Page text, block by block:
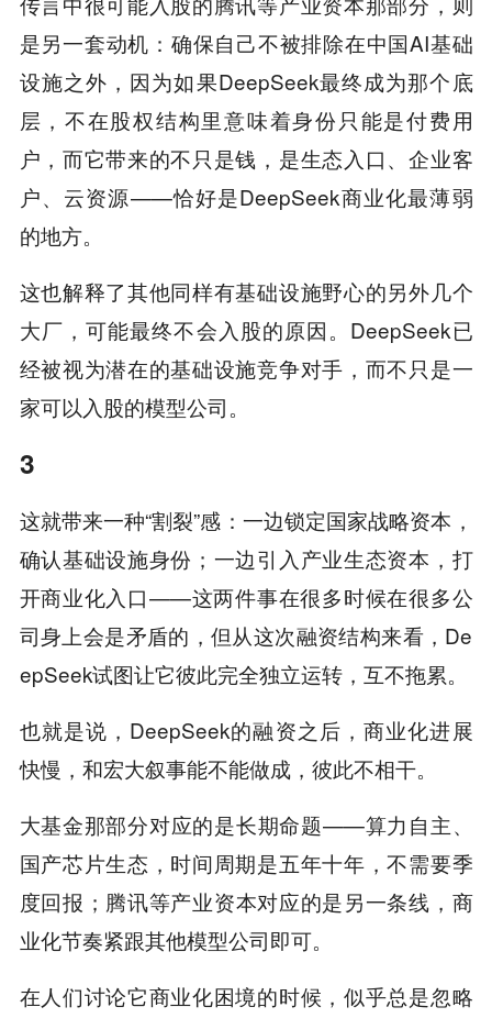
是另一套动机：确保自己不被排除在中国AI基础
设施之外，因为如果DeepSeek最终成为那个底
层，不在股权结构里意味着身份只能是付费用
户，而它带来的不只是钱，是生态入口、企业客
户、云资源——恰好是DeepSeek商业化最薄弱
的地方。
这也解释了其他同样有基础设施野心的另外几个
大厂，可能最终不会入股的原因。DeepSeek已
经被视为潜在的基础设施竞争对手，而不只是一
家可以入股的模型公司。
3
这就带来一种“割裂”感：一边锁定国家战略资本，
确认基础设施身份；一边引入产业生态资本，打
开商业化入口——这两件事在很多时候在很多公
司身上会是矛盾的，但从这次融资结构来看，De
epSeek试图让它彼此完全独立运转，互不拖累。
也就是说，DeepSeek的融资之后，商业化进展
快慢，和宏大叙事能不能做成，彼此不相干。
大基金那部分对应的是长期命题——算力自主、
国产芯片生态，时间周期是五年十年，不需要季
度回报；腾讯等产业资本对应的是另一条线，商
业化节奏紧跟其他模型公司即可。
在人们讨论它商业化困境的时候，似乎总是忽略